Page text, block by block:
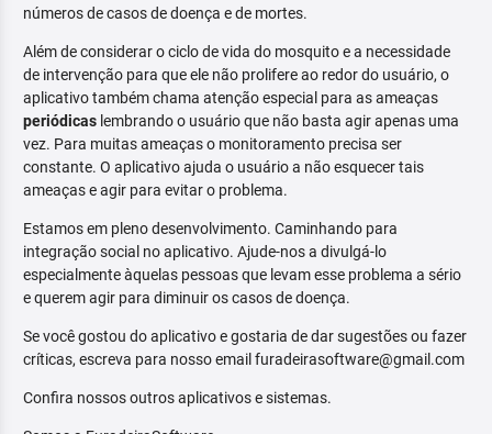
números de casos de doença e de mortes.
Além de considerar o ciclo de vida do mosquito e a necessidade
de intervenção para que ele não prolifere ao redor do usuário, o
aplicativo também chama atenção especial para as ameaças
periódicas lembrando o usuário que não basta agir apenas uma
vez. Para muitas ameaças o monitoramento precisa ser
constante. O aplicativo ajuda o usuário a não esquecer tais
ameaças e agir para evitar o problema.
Estamos em pleno desenvolvimento. Caminhando para
integração social no aplicativo. Ajude-nos a divulgá-lo
especialmente àquelas pessoas que levam esse problema a sério
e querem agir para diminuir os casos de doença.
Se você gostou do aplicativo e gostaria de dar sugestões ou fazer
críticas, escreva para nosso email furadeirasoftware@gmail.com
Confira nossos outros aplicativos e sistemas.